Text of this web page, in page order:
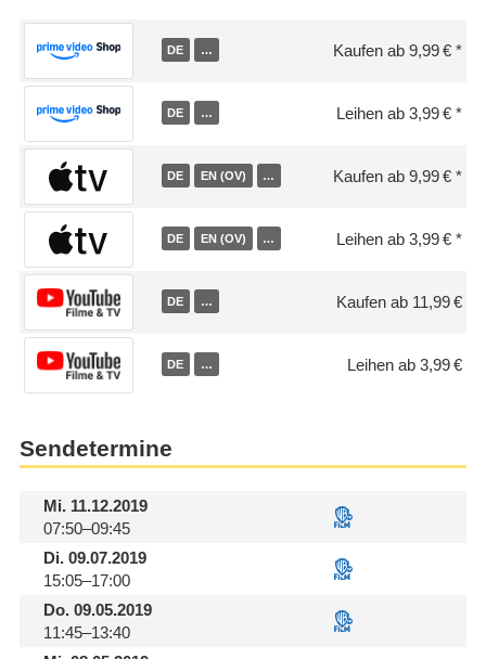
DE … Kaufen ab 9,99 €
DE … Leihen ab 3,99 €
DE EN (OV) … Kaufen ab 9,99 €
DE EN (OV) … Leihen ab 3,99 €
DE … Kaufen ab 11,99 €
DE … Leihen ab 3,99 €
Sendetermine
Mi.11.12.2019
07:50–09:45
Di.09.07.2019
15:05–17:00
Do.09.05.2019
11:45–13:40